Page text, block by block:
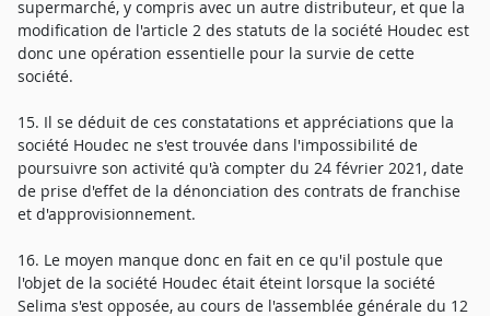
supermarché, y compris avec un autre distributeur, et que la
modification de l'article 2 des statuts de la société Houdec est
donc une opération essentielle pour la survie de cette
société.
15. Il se déduit de ces constatations et appréciations que la
société Houdec ne s'est trouvée dans l'impossibilité de
poursuivre son activité qu'à compter du 24 février 2021, date
de prise d'effet de la dénonciation des contrats de franchise
et d'approvisionnement.
16. Le moyen manque donc en fait en ce qu'il postule que
l'objet de la société Houdec était éteint lorsque la société
Selima s'est opposée, au cours de l'assemblée générale du 12